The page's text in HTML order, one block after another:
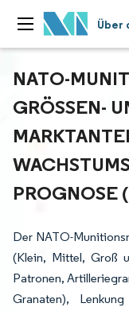
Über
NATO-
GRÖSSEN-
ROGNOSE
Der NATO-
(Klein, Mittel, Groß
Patronen,
Granaten),